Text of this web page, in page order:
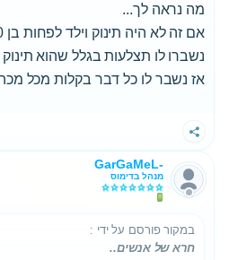
מה נראה לך...
אם זה לא היה תינוק וילד לפחות בן 10 זה לא היה קורה
נשברו לו תצלעות בגלל שהוא
אז נשבר לו כל דבר בקלות מכל
שתף
GarGaMeL-
מנהל בדימוס
במקור פורסם על ידי :
חרא של אנשים..